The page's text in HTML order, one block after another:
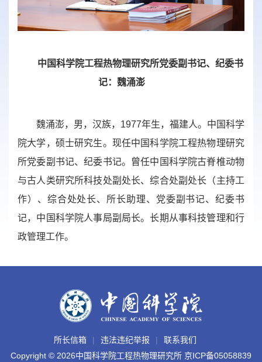
中国科学院工程热物理研究所党委副书记、纪委书
记：魏涌澎
魏涌澎，男，汉族，1977年生，福建人。中国科学
院大学，硕士研究生。现任中国科学院工程热物理研究
所党委副书记、纪委书记。曾任中国科学院古脊椎动物
与古人类研究所科技处副处长、综合处副处长（主持工
作）、综合处处长、所长助理、党委副书记、纪委书
记，中国科学院人事局副局长。长期从事科技管理和行
政管理工作。
所长信箱 违法违纪举报
联系我们
Copyright © 2026中国科学院工程热物理研究所 京ICP备05058839